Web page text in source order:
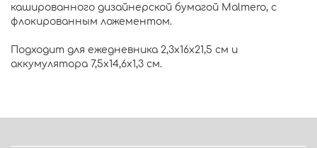
кашированного дизайнерской бумагой Malmero, с
флокированным ложементом.
Подходит для ежедневника 2,3х16х21,5 см и
аккумулятора 7,5х14,6х1,3 см.